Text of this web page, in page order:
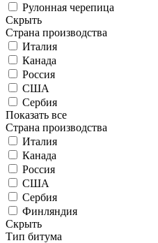
Рулонная черепица
Скрыть
Страна производства
Италия
Канада
Россия
США
Сербия
Показать все
Страна производства
Италия
Канада
Россия
США
Сербия
Финляндия
Скрыть
Тип битума